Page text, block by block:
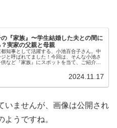
『家族』〜学生結婚した夫との間に
実家の父親と母親
知事として活躍する、小池百合子さん。中
と呼ばれてました！今回は、そんな小池さ
など『家族』にスポットを当て、ご紹介し
2024.11.17
いませんが、画像は公開され
うですね。